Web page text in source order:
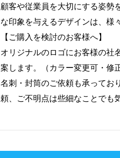
顧客や従業員を大切にする姿勢
な印象を与えるデザインは、様
【ご購入を検討のお客様へ】
オリジナルのロゴにお客様の社
案します。（カラー変更可・修
名刺・封筒のご依頼も承ってお
頼、ご不明点は些細なことでも